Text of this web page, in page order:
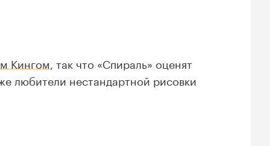
Кингом , так что «Спираль» оценят
любители нестандартной рисовки